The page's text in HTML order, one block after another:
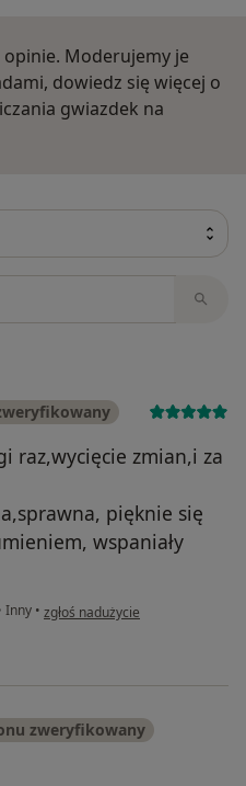
Moderujemy je
dowiedz się więcej o
gwiazdek na
raz,wycięcie zmian,i za
pięknie się
wspaniały
Inny • w opinii użytkownika Agata
zgłoś nadużycie
zweryfikowany